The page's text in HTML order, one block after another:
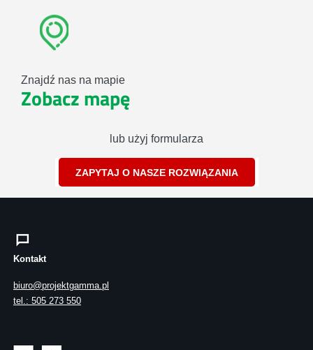
Znajdź nas na mapie
Zobacz mapę
lub użyj formularza
ZAPYTAJ O NASZE ROZWIĄZANIA
Kontakt
biuro@projektgamma.pl
tel.: 505 273 550